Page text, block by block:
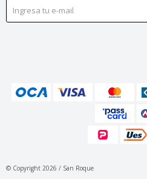
© Copyright 2026 / San Roque